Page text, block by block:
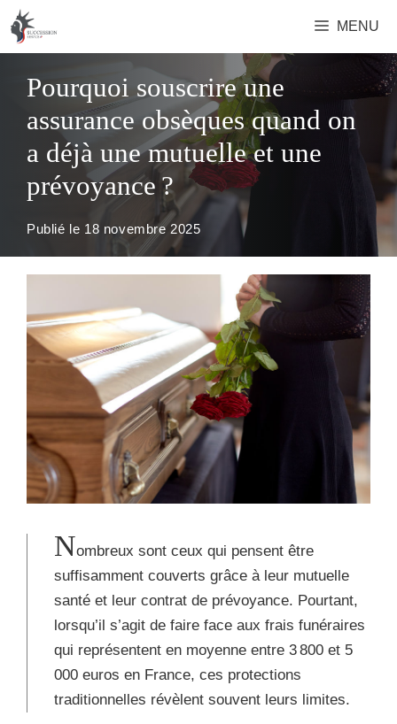
Aller
au
contenu
MENU
Pourquoi souscrire une
assurance obsèques quand on
a déjà une mutuelle et une
prévoyance ?
Publié le 18 novembre 2025
Nombreux sont ceux qui pensent être
suffisamment couverts grâce à leur mutuelle
santé et leur contrat de prévoyance. Pourtant,
lorsqu’il s’agit de faire face aux frais funéraires
qui représentent en moyenne entre 3 800 et 5
000 euros en France, ces protections
traditionnelles révèlent souvent leurs limites.